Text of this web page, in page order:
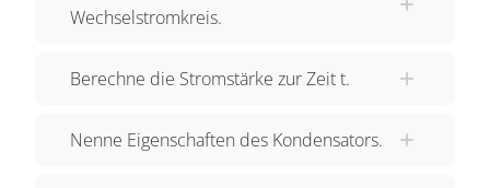
Verlauf sehen wir das Zeigerdiagramm für U(t)
einen für I. Die Länge der Zeiger entspricht den
sich im mathematisch positiven Sinn und aus der
Wechselstromkreis.
Berechne die Stromstärke zur Zeit t.
Nenne Eigenschaften des Kondensators.